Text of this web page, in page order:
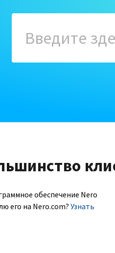
обеспечение Nero
его на Nero.com? Узнать